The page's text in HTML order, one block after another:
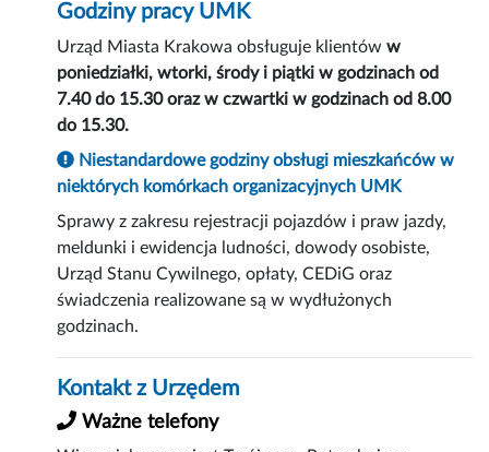
Godziny pracy UMK
Urząd Miasta Krakowa obsługuje klientóww
poniedziałki, wtorki, środy i piątki w godzinach od
7.40 do 15.30 oraz w czwartki w godzinach od 8.00
do 15.30.
Niestandardowe godziny obsługi mieszkańców w
niektórych komórkach organizacyjnych UMK
Sprawy z zakresu rejestracji pojazdów i praw jazdy,
meldunki i ewidencja ludności, dowody osobiste,
Urząd Stanu Cywilnego, opłaty, CEDiG oraz
świadczenia realizowane są w wydłużonych
godzinach.
Kontakt z Urzędem
Ważne telefony